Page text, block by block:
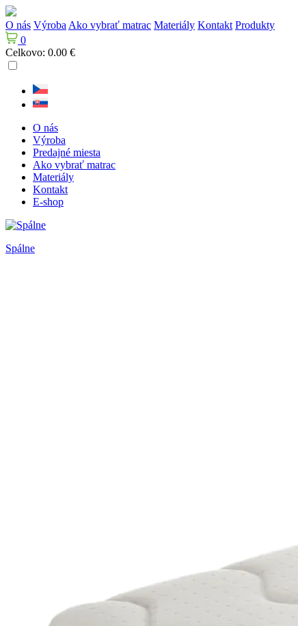
O nás Výroba Ako vybrať matrac Materiály Kontakt Produkty
0
Celkovo: 0.00 €
O nás
Výroba
Predajné miesta
Ako vybrať matrac
Materiály
Kontakt
E-shop
Spálne